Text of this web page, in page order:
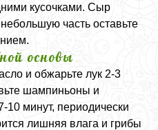
кусочками. Сыр
часть оставьте
основы
и обжарьте лук 2-3
шампиньоны и
10 минут, периодически
лишняя влага и грибы